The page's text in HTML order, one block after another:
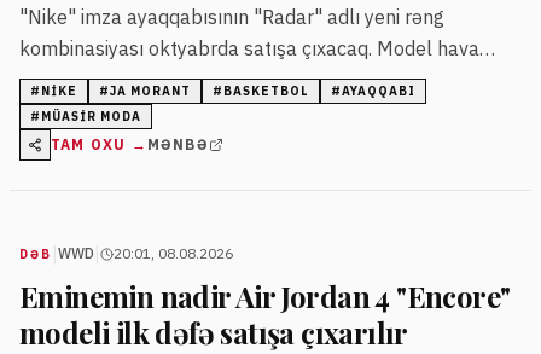
"Nike" imza ayaqqabısının "Radar" adlı yeni rəng
kombinasiyası oktyabrda satışa çıxacaq. Model hava
radarını xatırladan qrafik dizayn və çoxrəngli detallarla
seçilir.
# NIKE #JA MORANT # BASKETBOL #AYAQQABI
# MÜASIR MODA
TAM OXU → MƏNBƏ
DƏB WWD 20:01, 08.08.2026
Eminemin nadir Air Jordan 4 "Encore"
modeli ilk dəfə satışa çıxarılır